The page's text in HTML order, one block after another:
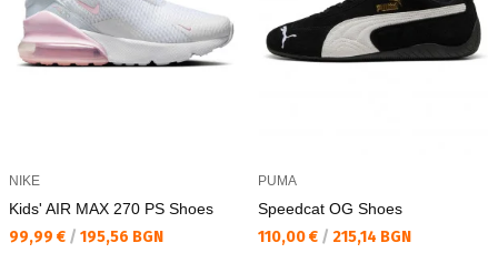
NIKE
Kids' AIR MAX 270 PS Shoes
Текуща цена:
99,99 € / 195,56 BGN
PUMA
Speedcat OG Shoes
Текуща цена:
110,00 € / 215,14 BGN